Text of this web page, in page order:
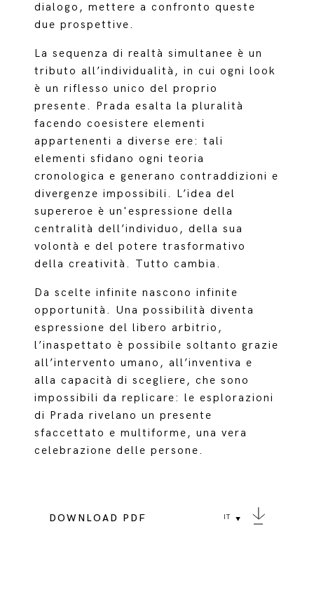
dialogo, mettere a confronto queste
due prospettive.
La sequenza di realtà simultanee è un
tributo all’individualità, in cui ogni look
è un riflesso unico del proprio
presente. Prada esalta la pluralità
facendo coesistere elementi
appartenenti a diverse ere: tali
elementi sfidano ogni teoria
cronologica e generano contraddizioni e
divergenze impossibili. L’idea del
supereroe è un'espressione della
centralità dell’individuo, della sua
volontà e del potere trasformativo
della creatività. Tutto cambia.
Da scelte infinite nascono infinite
opportunità. Una possibilità diventa
espressione del libero arbitrio,
l’inaspettato è possibile soltanto grazie
all’intervento umano, all’inventiva e
alla capacità di scegliere, che sono
impossibili da replicare: le esplorazioni
di Prada rivelano un presente
sfaccettato e multiforme, una vera
celebrazione delle persone.
DOWNLOAD PDF IT